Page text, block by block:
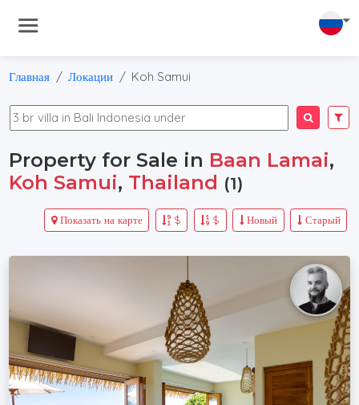
Главная Локации Koh Samui
Property for Sale in Baan Lamai,
Koh Samui, Thailand (1)
Старый
Новый
$
$
Показать на карте